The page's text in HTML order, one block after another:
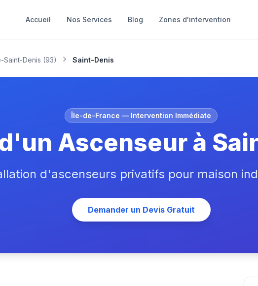
Accueil Nos Services Blog Zones d'intervention
Saint-Denis (93) Saint-Denis
Île-de-France — Intervention Immédiate
Ascenseur à
d'ascenseurs privatifs pour maison
Demander un Devis Gratuit